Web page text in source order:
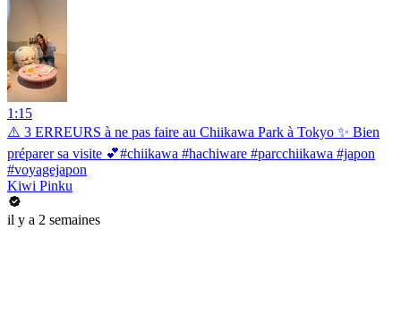
1:15
⚠️ 3 ERREURS à ne pas faire au Chiikawa Park à Tokyo ✨ Bien
préparer sa visite 💕#chiikawa #hachiware #parcchiikawa #japon
#voyagejapon
Kiwi Pinku
il y a 2 semaines